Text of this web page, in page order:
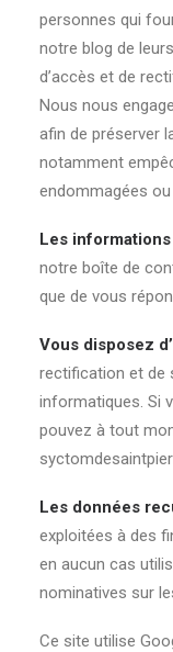
personnes qui
notre blog de
d’accès et de
Nous nous
afin de préserver
notamment
endommagées
Les informations
notre boîte de
que de vous
Vous disposez
rectification et de
informatiques. Si
pouvez à tout
Les données
exploitées à des
en aucun cas
nominatives sur
Ce site utilise